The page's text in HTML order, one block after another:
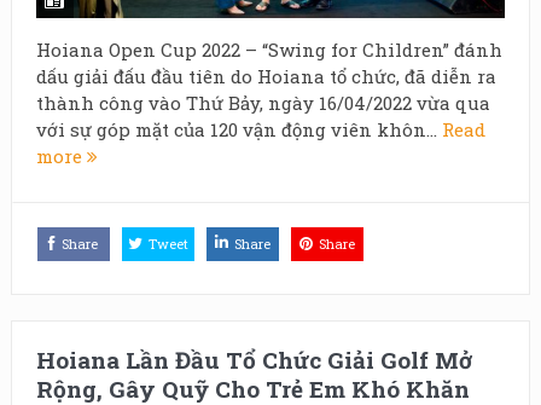
Hoiana Open Cup 2022 – “Swing for Children” đánh
dấu giải đấu đầu tiên do Hoiana tổ chức, đã diễn ra
thành công vào Thứ Bảy, ngày 16/04/2022 vừa qua
với sự góp mặt của 120 vận động viên khôn... Read
more
Share Tweet Share Share
Hoiana Lần Đầu Tổ Chức Giải Golf Mở
Rộng, Gây Quỹ Cho Trẻ Em Khó Khăn